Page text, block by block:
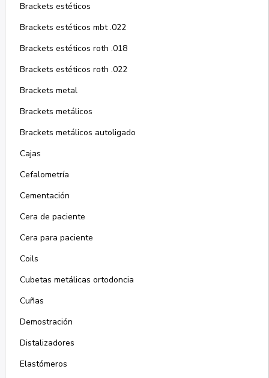
Brackets estéticos
Brackets estéticos mbt .022
Brackets estéticos roth .018
Brackets estéticos roth .022
Brackets metal
Brackets metálicos
Brackets metálicos autoligado
Cajas
Cefalometría
Cementación
Cera de paciente
Cera para paciente
Coils
Cubetas metálicas ortodoncia
Cuñas
Demostración
Distalizadores
Elastómeros